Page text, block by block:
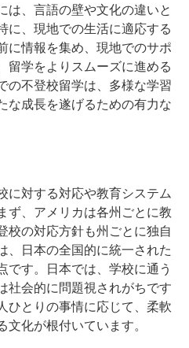
は、言語の壁や文化の違いと
に、現地での生活に適応する
に情報を集め、現地でのサポ
留学をよりスムーズに進める
の不登校留学は、多様な学習
な成長を遂げるための有力な
に対する対応や教育システム
ず、アメリカは各州ごとに教
校の対応方針も州ごとに独自
、日本の全国的に統一された
です。日本では、学校に通う
社会的に問題視されがちです
ひとりの事情に応じて、柔軟
化が根付いています。